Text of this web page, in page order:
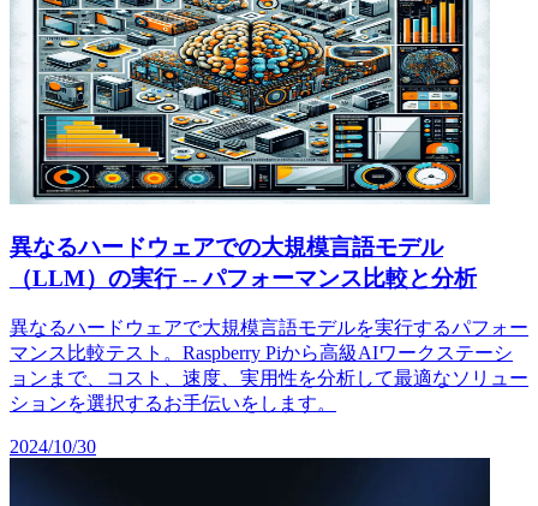
異なるハードウェアでの大規模言語モデル
（LLM）の実行 -- パフォーマンス比較と分析
異なるハードウェアで大規模言語モデルを実行するパフォー
マンス比較テスト。Raspberry Piから高級AIワークステーシ
ョンまで、コスト、速度、実用性を分析して最適なソリュー
ションを選択するお手伝いをします。
2024/10/30